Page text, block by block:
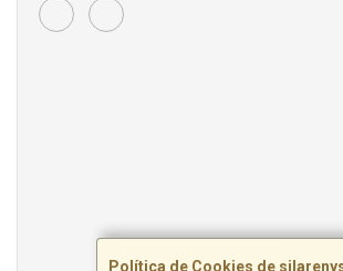
Política de Cookies de